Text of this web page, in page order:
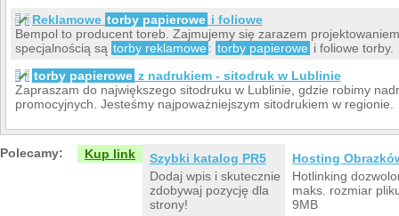
Reklamowe torby papierowe i foliowe
Bempol to producent toreb. Zajmujemy się zarazem
specjalnością są torby reklamowe : torby papierowe i foliowe torby.
torby papierowe z nadrukiem - sitodruk w Lublinie
Zapraszam do największego sitodruku w Lublinie, gdzie robimy
promocyjnych. Jesteśmy najpoważniejszym sitodrukiem w regionie.
Polecamy: Kup link
Szybki katalog PR5
Dodaj wpis i skutecznie
zdobywaj pozycję dla
strony!
Hosting
Hotlinking
maks. rozmiar
9MB